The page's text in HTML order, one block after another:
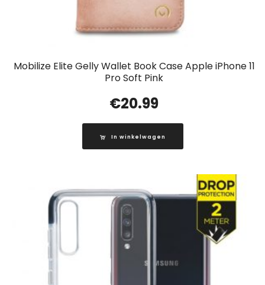
Mobilize Elite Gelly Wallet Book Case Apple iPhone 11
Pro Soft Pink
€20.99
In winkelwagen